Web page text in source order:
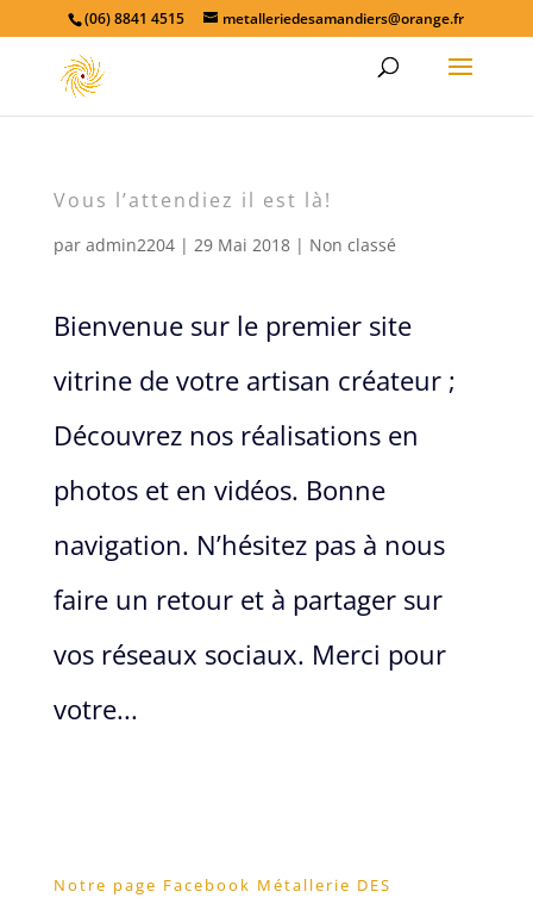
(06) 8841 4515 metalleriedesamandiers@orange.fr
Vous l’attendiez il est là!
par admin2204| 29 Mai 2018| Non classé
Bienvenue sur le premier site
vitrine de votre artisan créateur ;
Découvrez nos réalisations en
photos et en vidéos. Bonne
navigation. N’hésitez pas à nous
faire un retour et à partager sur
vos réseaux sociaux. Merci pour
votre...
Notre page Facebook Métallerie DES